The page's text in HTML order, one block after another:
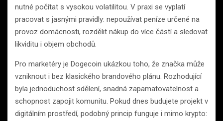
nutné počítat s vysokou volatilitou. V praxi se vyplatí
pracovat s jasnými pravidly: nepoužívat peníze určené na
provoz domácnosti, rozdělit nákup do více částí a sledovat
likviditu i objem obchodů.
Pro marketéry je Dogecoin ukázkou toho, že značka může
vzniknout i bez klasického brandového plánu. Rozhodující
byla jednoduchost sdělení, snadná zapamatovatelnost a
schopnost zapojit komunitu. Pokud dnes budujete projekt v
digitálním prostředí, podobný princip funguje i mimo krypto: